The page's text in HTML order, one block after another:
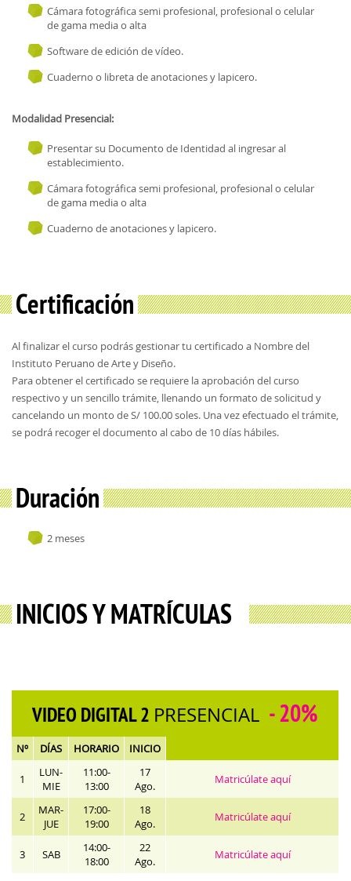
Cámara fotográfica semi profesional, profesional o celular
de gama media o alta
Software de edición de vídeo.
Cuaderno o libreta de anotaciones y lapicero.
Modalidad Presencial:
Presentar su Documento de Identidad al ingresar al
establecimiento.
Cámara fotográfica semi profesional, profesional o celular
de gama media o alta
Cuaderno de anotaciones y lapicero.
Certificación
Al finalizar el curso podrás gestionar tu certificado a Nombre del
Instituto Peruano de Arte y Diseño.
Para obtener el certificado se requiere la aprobación del curso
respectivo y un sencillo trámite, llenando un formato de solicitud y
cancelando un monto de S/ 100.00 soles. Una vez efectuado el trámite,
se podrá recoger el documento al cabo de 10 días hábiles.
Duración
2 meses
INICIOS Y MATRÍCULAS
VIDEO DIGITAL 2 PRESENCIAL - 20%
Nº DÍAS HORARIO INICIO
1
LUN-
MIE
11:00-
13:00
17
Ago.
Matricúlate aquí
2
MAR-
JUE
17:00-
19:00
18
Ago.
Matricúlate aquí
3 SAB
14:00-
18:00
22
Ago.
Matricúlate aquí